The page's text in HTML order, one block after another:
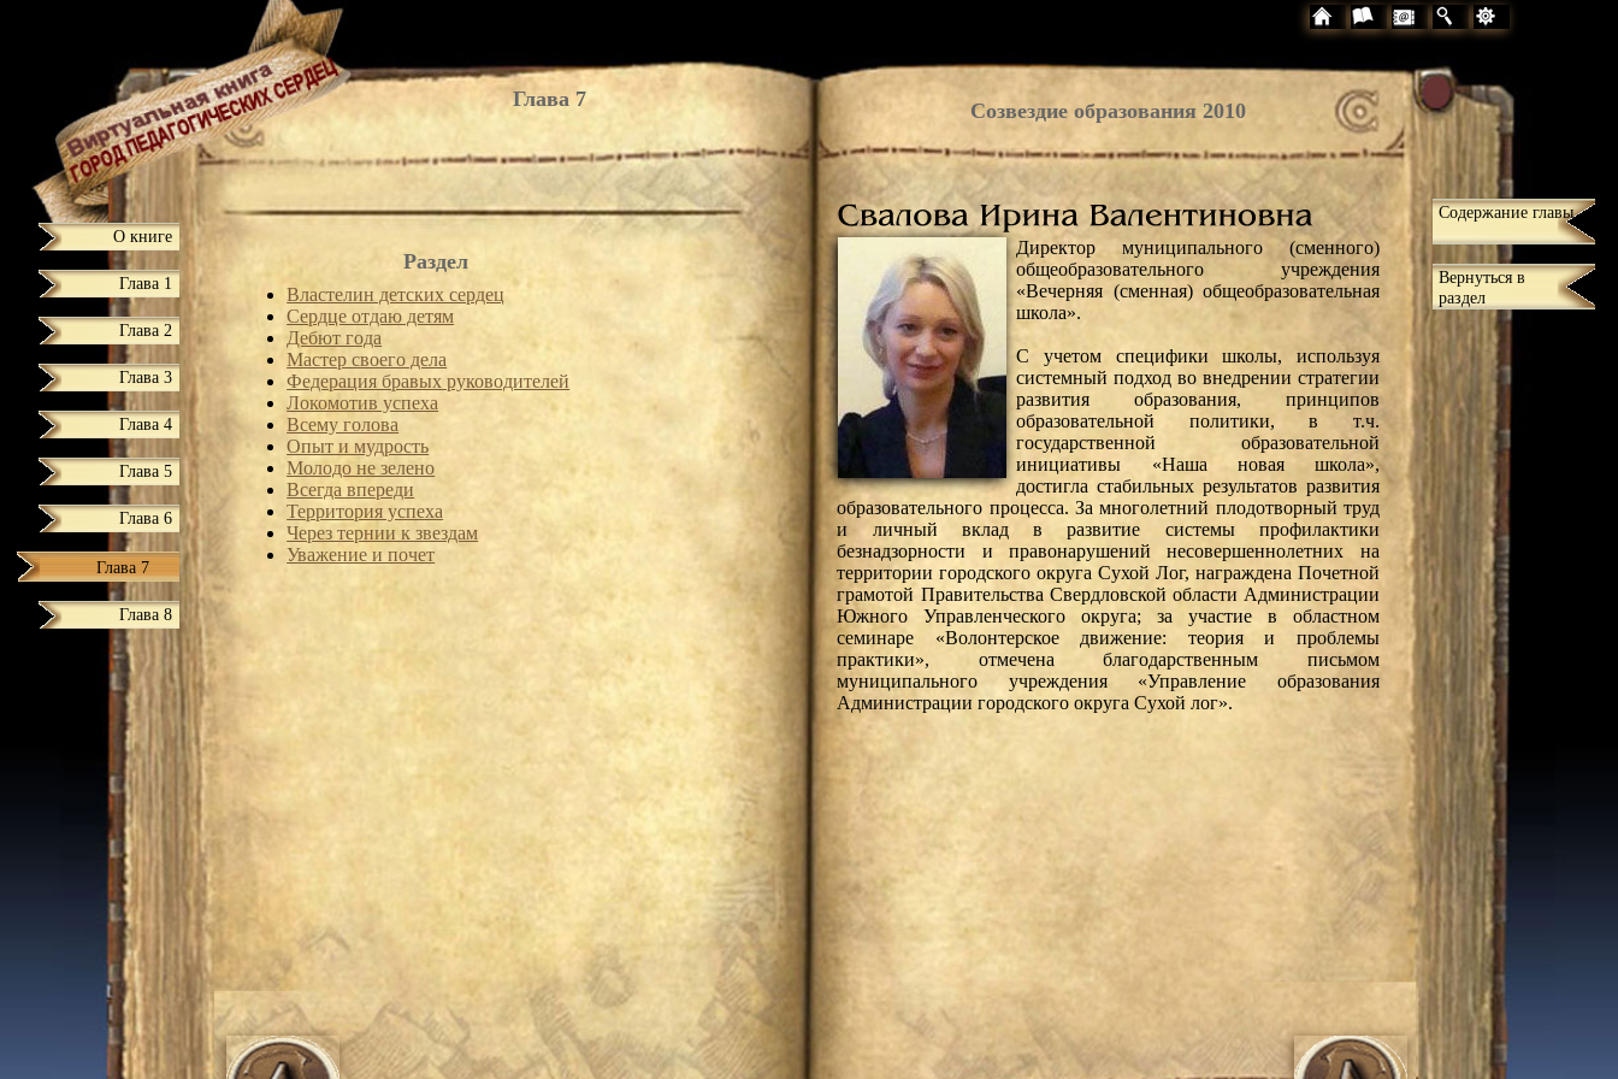
О книге
Глава 1
Глава 2
Глава 3
Глава 4
Глава 5
Глава 6
Глава 7
Глава 8
Глава 7
Властелин детских сердец
Сердце отдаю детям
Дебют года
Мастер своего дела
Федерация бравых руководителей
Локомотив успеха
Всему голова
Опыт и мудрость
Молодо не зелено
Всегда впереди
Территория успеха
Через тернии к звездам
Уважение и почет
Раздел
Созвездие образования 2010
Директор муниципального (сменного)
общеобразовательного учреждения
«Вечерняя (сменная) общеобразовательная
школа».
С учетом специфики школы, используя
системный подход во внедрении стратегии
развития образования, принципов
образовательной политики, в т.ч.
государственной образовательной
инициативы «Наша новая школа»,
достигла стабильных результатов развития
образовательного процесса. За многолетний плодотворный труд
и личный вклад в развитие системы профилактики
безнадзорности и правонарушений несовершеннолетних на
территории городского округа Сухой Лог, награждена Почетной
грамотой Правительства Свердловской области Администрации
Южного Управленческого округа; за участие в областном
семинаре «Волонтерское движение: теория и проблемы
практики», отмечена благодарственным письмом
муниципального учреждения «Управление образования
Администрации городского округа Сухой лог».
Содержание главы
Вернуться в
раздел